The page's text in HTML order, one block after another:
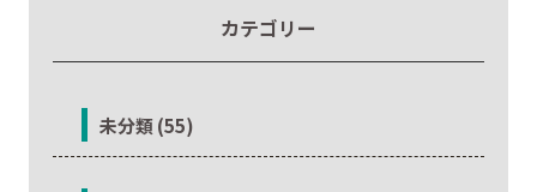
カテゴリー
未分類 (55)